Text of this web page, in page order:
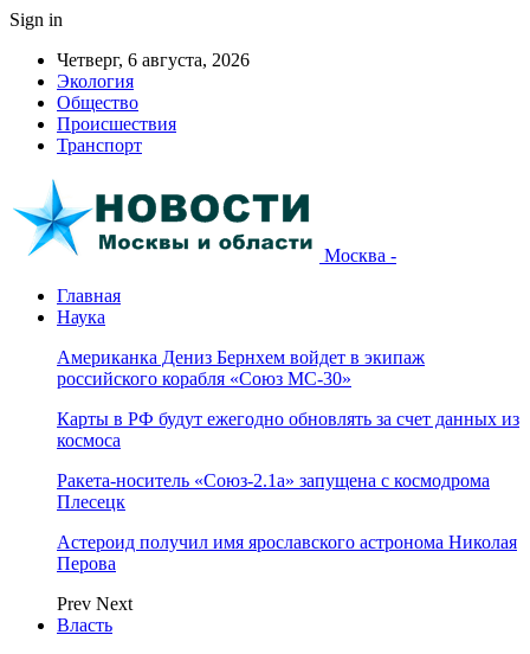
Sign in
Четверг, 6 августа, 2026
Экология
Общество
Происшествия
Транспорт
Москва -
Главная
Наука
Американка Дениз Бернхем войдет в экипаж
российского корабля «Союз МС-30»
Карты в РФ будут ежегодно обновлять за счет данных из
космоса
Ракета-носитель «Союз-2.1а» запущена с космодрома
Плесецк
Астероид получил имя ярославского астронома Николая
Перова
Prev Next
Власть